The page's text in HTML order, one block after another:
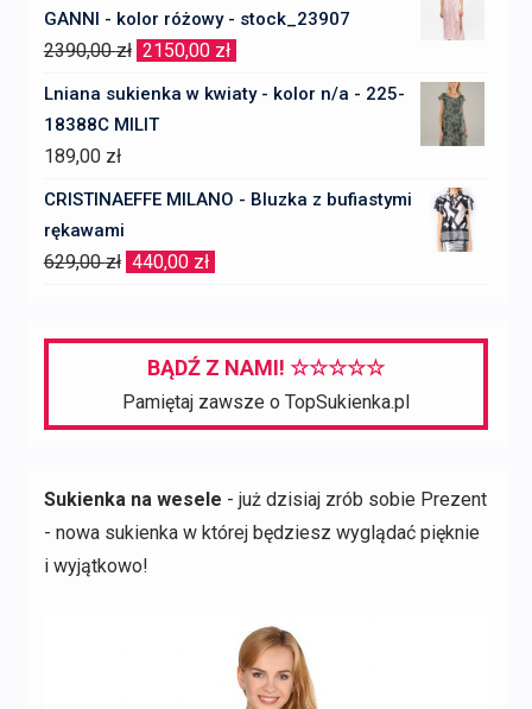
GANNI - kolor różowy - stock_23907
2390,00zł Pierwotna
cena
wynosiła:
2150,00 zł
cena
Lniana sukienka w kwiaty - kolor n/a - 225-
18388C MILIT
189,00 zł
CRISTINAEFFE MILANO - Bluzka z bufiastymi
rękawami
629,00zł Pierwotna
629,00 zł.
440,00 zł
440,00 zł.
BĄDŹ Z NAMI! ☆☆☆☆☆
Pamiętaj zawsze o TopSukienka.pl
Sukienka na wesele - już dzisiaj zrób sobie Prezent
- nowa sukienka w której będziesz wyglądać pięknie
i wyjątkowo!